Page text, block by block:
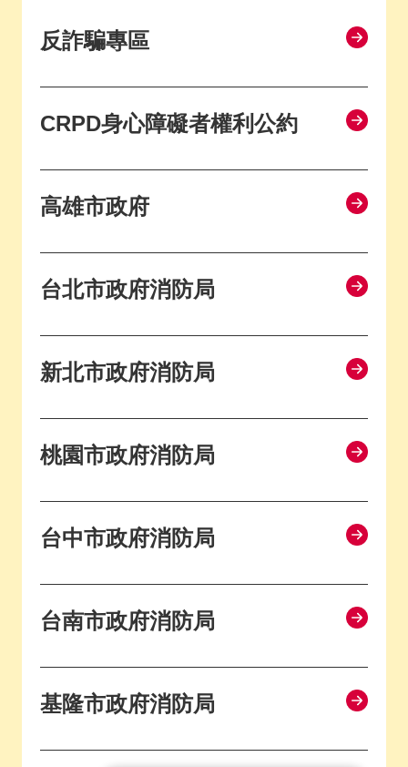
反詐騙專區
CRPD身心障礙者權利公約
高雄市政府
台北市政府消防局
新北市政府消防局
桃園市政府消防局
台中市政府消防局
台南市政府消防局
基隆市政府消防局